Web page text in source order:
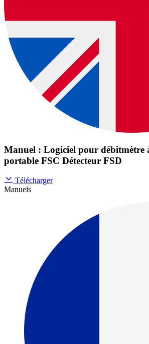
Manuel : Logiciel pour débitmètre
portable FSC Détecteur FSD
Télécharger
Manuels